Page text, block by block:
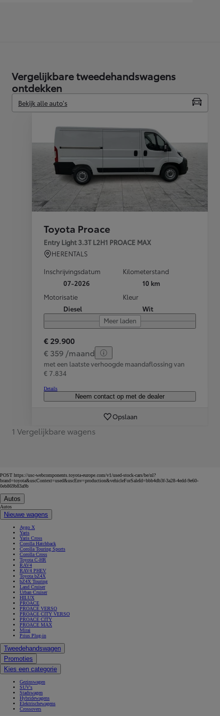
Vergelijkbare tweedehandswagens
ontdekken
Bekijk alle auto's
Toyota Proace
Entry Light 3.3T L2H1 PROACE MAX
HERENTALS
Inschrijvingsdatum
07-2026
Kilometerstand
10 km
Motorisatie
Diesel
Kleur
Wit
Meer laden
€ 29.900
€ 359 /maand
met een laatste verhoogde maandaflossing van
€ 7.834
Details
Neem contact op met de dealer
Opslaan
1 Vergelijkbare wagens
POST https://usc-webcomponents.toyota-europe.com/v1/used-stock-cars/be/nl?
brand=toyota&uscContext=used&uscEnv=production&vehicleForSaleId=bbb4db3f-3a28-4edd-9e60-
0eb869b83a9b
Autos
Autos
Nieuwe wagens
Aygo X
Yaris
Yaris Cross
Corolla Hatchback
Corolla Touring Sports
Corolla Cross
Toyota C-HR
RAV4
RAV4 PHEV
Toyota bZ4X
bZ4X Touring
Land Cruiser
Urban Cruiser
HILUX
PROACE
PROACE VERSO
PROACE CITY VERSO
PROACE CITY
PROACE MAX
Mirai
Prius Plug-in
Tweedehandswagen
Promoties
Kies een categorie
Gezinswagen
SUV's
Stadswagen
Hybridewagens
Elektrischewagens
Crossovers